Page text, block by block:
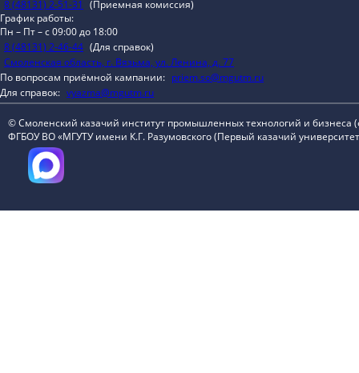
8 (48131) 2-51-31 (Приемная комиссия)
График работы:
Пн – Пт – с 09:00 до 18:00
8 (48131) 2-46-44 (Для справок)
Смоленская область, г. Вязьма, ул. Ленина, д. 77
По вопросам приёмной кампании: priem.so@mgutm.ru
Для справок: vyazma@mgutm.ru
© Смоленский казачий институт промышленных технологий и бизнеса
ФГБОУ ВО «МГУТУ имени К.Г. Разумовского (Первый казачий